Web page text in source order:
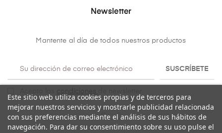
Newsletter
Mantente al día de todos nuestros productos
SUSCRÍBETE
condiciones
Este sitio web utiliza cookies propias y de terceros para
mejorar nuestros servicios y mostrarle publicidad relacionada
con sus preferencias mediante el análisis de sus hábitos de
navegación. Para dar su consentimiento sobre su uso pulse el